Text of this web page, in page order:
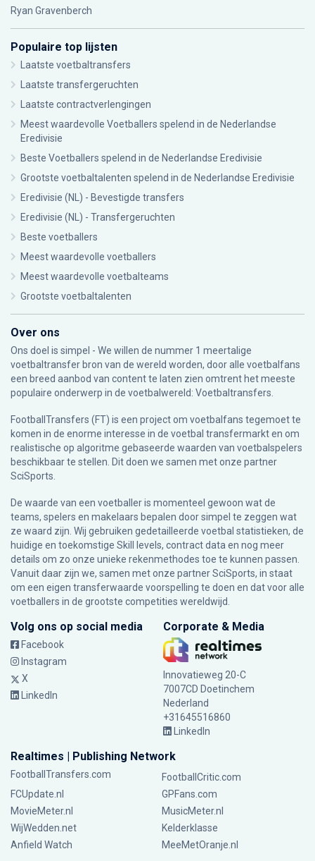
Ryan Gravenberch
Populaire top lijsten
Laatste voetbaltransfers
Laatste transfergeruchten
Laatste contractverlengingen
Meest waardevolle Voetballers spelend in de Nederlandse
Eredivisie
Beste Voetballers spelend in de Nederlandse Eredivisie
Grootste voetbaltalenten spelend in de Nederlandse Eredivisie
Eredivisie (NL) - Bevestigde transfers
Eredivisie (NL) - Transfergeruchten
Beste voetballers
Meest waardevolle voetballers
Meest waardevolle voetbalteams
Grootste voetbaltalenten
Over ons
Ons doel is simpel - We willen de nummer 1 meertalige
voetbaltransfer bron van de wereld worden, door alle voetbalfans
een breed aanbod van content te laten zien omtrent het meeste
populaire onderwerp in de voetbalwereld: Voetbaltransfers.
FootballTransfers (FT) is een project om voetbalfans tegemoet te
komen in de enorme interesse in de voetbal transfermarkt en om
realistische op algoritme gebaseerde waarden van voetbalspelers
beschikbaar te stellen. Dit doen we samen met onze partner
SciSports
De waarde van een voetballer is momenteel gewoon wat de
teams, spelers en makelaars bepalen door simpel te zeggen wat
ze waard zijn. Wij gebruiken gedetailleerde voetbal statistieken, de
huidige en toekomstige Skill levels, contract data en nog meer
details om zo onze unieke rekenmethodes toe te kunnen passen.
Vanuit daar zijn we, samen met onze partner SciSports, in staat
om een eigen transferwaarde voorspelling te doen en dat voor alle
voetballers in de grootste competities wereldwijd.
Volg ons op social media
Facebook
Instagram
X
LinkedIn
Corporate & Media
Innovatieweg 20-C
7007CD Doetinchem
Nederland
+31645516860
LinkedIn
Realtimes | Publishing Network
FootballTransfers.com
FootballCritic.com
FCUpdate.nl
GPFans.com
MovieMeter.nl
MusicMeter.nl
WijWedden.net
Kelderklasse
Anfield Watch
MeeMetOranje.nl